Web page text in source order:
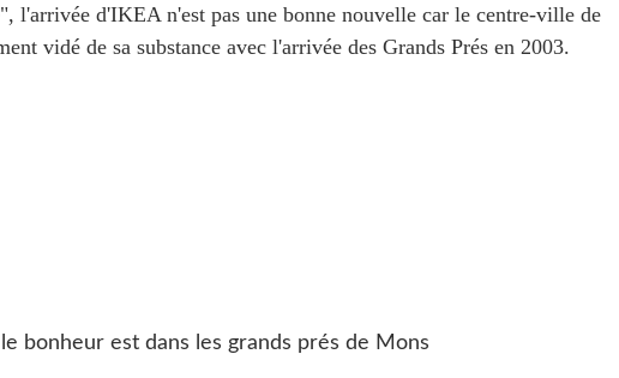
l'arrivée d'IKEA n'est pas une bonne nouvelle car le centre-ville de
vidé de sa substance avec l'arrivée des Grands Prés en 2003.